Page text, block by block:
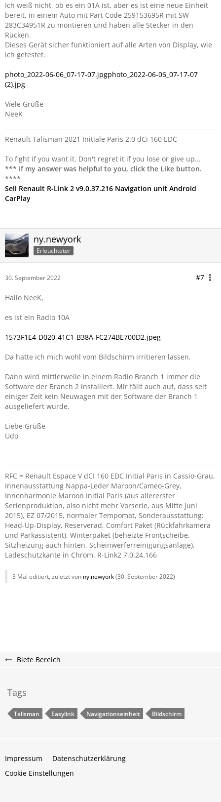
Ich weiß nicht, ob es ein 01A ist, aber es ist eine neue Einheit
bereit, in einem Auto mit Part Code 259153695R mit SW
283C34951R zu montieren und haben alle Stecker in den
Rücken.
Dieses Gerät sicher funktioniert auf alle Arten von Display, wie
ich getestet.
photo_2022-06-06_07-17-07.jpgphoto_2022-06-06_07-17-07
(2).jpg
Viele Grüße
NeeK
Renault Talisman 2021 Initiale Paris 2.0 dCi 160 EDC
To fight if you want it. Don't regret it if you lose or give up...
*** If my answer was helpful to you, click the Like button.
****
Sell Renault R-Link 2 v9.0.37.216 Navigation unit Android
CarPlay
ny.newyork
Erleuchteter
30. September 2022 #7
Hallo NeeK,
es ist ein Radio 10A
1573F1E4-D020-41C1-B38A-FC274BE700D2.jpeg
Da hatte ich mich wohl vom Bildschirm irritieren lassen.
Dann wird mittlerweile in einem Radio Branch 1 immer die
Software der Branch 2 installiert. Mir fällt auch auf, dass seit
einiger Zeit kein Neuwagen mit der Software der Branch 1
ausgeliefert wurde.
Liebe Grüße
Udo
RFC = Renault Espace V dCI 160 EDC Initial Paris in Cassio-Grau,
Innenausstattung Nappa-Leder Maroon/Cameo-Grey,
Innenharmonie Maroon Initial Paris (aus allererster
Serienproduktion, also nicht mehr Vorserie, aus Mitte Juni
2015), EZ 07/2015, normaler Tempomat, Sonderausstattung:
Head-Up-Display, Reserverad, Comfort Paket (Rückfahrkamera
und Parkassistent), Winterpaket (beheizte Frontscheibe,
Sitzheizung auch hinten, Scheinwerferreinigungsanlage),
Ladeschutzkante in Chrom. R-Link2 7.0.24.166
3 Mal editiert, zuletzt von ny.newyork(30. September 2022)
Biete Bereich
Tags
Talisman Easylink Navigationseinheit Bildschirm
Impressum
Datenschutzerklärung
Cookie Einstellungen